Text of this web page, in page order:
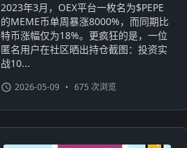
2023年3月，OEX平台一枚名为$PEPE
的MEME币单周暴涨8000%，而同期比
特币涨幅仅为18%。更疯狂的是，一位
匿名用户在社区晒出持仓截图：投资实
战10...
2026-05-09 • 675 次浏览